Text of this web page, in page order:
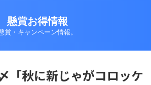
懸賞お得情報
賞・キャンペーン情報。
「秋に新じゃがコロッケ